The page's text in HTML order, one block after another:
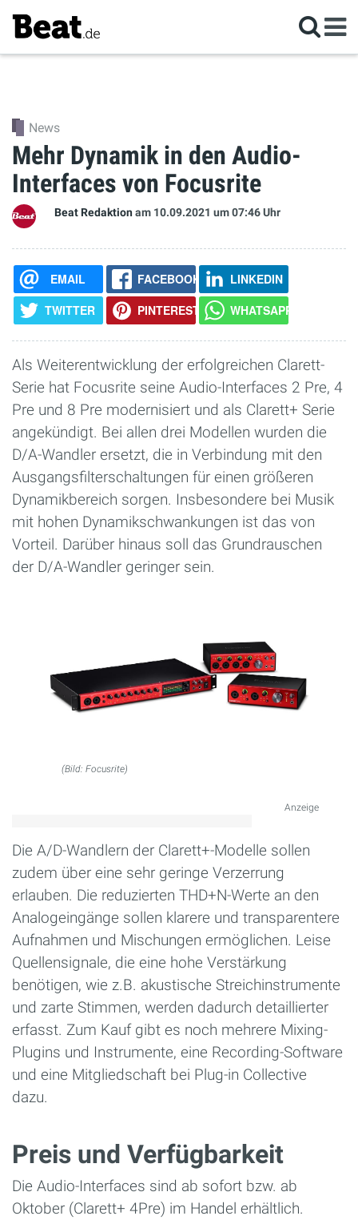
News
Mehr Dynamik in den Audio-
Interfaces von Focusrite
Beat Redaktionam 10.09.2021 um 07:46 Uhr
EMAIL FACEBOOK
LINKEDIN
TWITTER
PINTEREST WHATSAPP
Als Weiterentwicklung der erfolgreichen Clarett-
Serie hat Focusrite seine Audio-Interfaces 2 Pre, 4
Pre und 8 Pre modernisiert und als Clarett+ Serie
angekündigt. Bei allen drei Modellen wurden die
D/A-Wandler ersetzt, die in Verbindung mit den
Ausgangsfilterschaltungen für einen größeren
Dynamikbereich sorgen. Insbesondere bei Musik
mit hohen Dynamikschwankungen ist das von
Vorteil. Darüber hinaus soll das Grundrauschen
der D/A-Wandler geringer sein.
(Bild: Focusrite)
Anzeige
Die A/D-Wandlern der Clarett+-Modelle sollen
zudem über eine sehr geringe Verzerrung
erlauben. Die reduzierten THD+N-Werte an den
Analogeingänge sollen klarere und transparentere
Aufnahmen und Mischungen ermöglichen. Leise
Quellensignale, die eine hohe Verstärkung
benötigen, wie z.B. akustische Streichinstrumente
und zarte Stimmen, werden dadurch detaillierter
erfasst. Zum Kauf gibt es noch mehrere Mixing-
Plugins und Instrumente, eine Recording-Software
und eine Mitgliedschaft bei Plug-in Collective
dazu.
Preis und Verfügbarkeit
Die Audio-Interfaces sind ab sofort bzw. ab
Oktober (Clarett+ 4Pre) im Handel erhältlich.